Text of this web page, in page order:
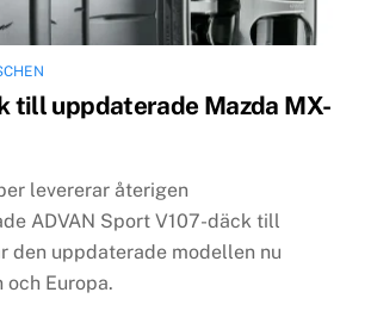
till uppdaterade Mazda MX-
levererar återigen
ADVAN Sport V107-däck till
den uppdaterade modellen nu
och Europa.